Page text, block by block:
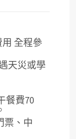
全程參
天災或學
餐費70
票、中